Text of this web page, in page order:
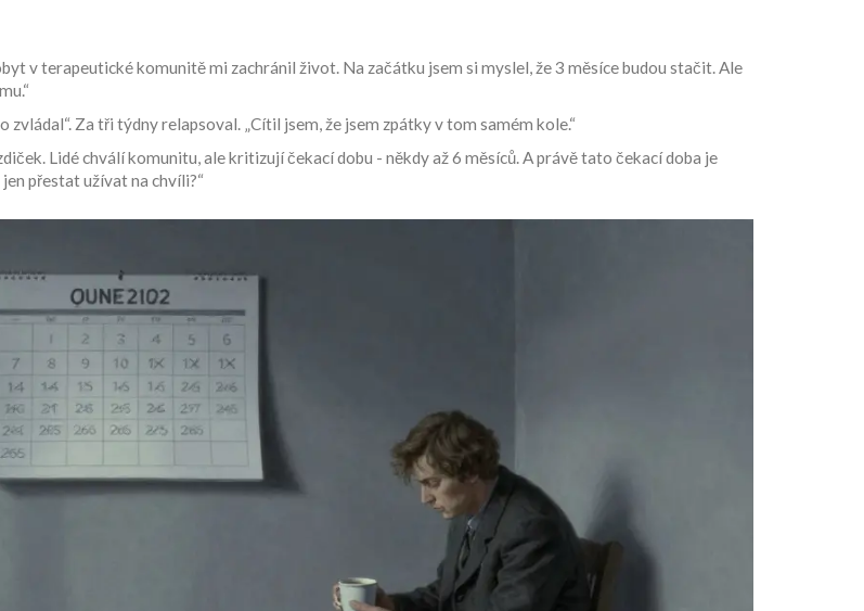
v terapeutické komunitě mi zachránil život. Na začátku jsem si myslel, že 3 měsíce budou stačit. Ale
Za tři týdny relapsoval. „Cítil jsem, že jsem zpátky v tom samém kole.“
Lidé chválí komunitu, ale kritizují čekací dobu - někdy až 6 měsíců. A právě tato čekací doba je
přestat užívat na chvíli?“